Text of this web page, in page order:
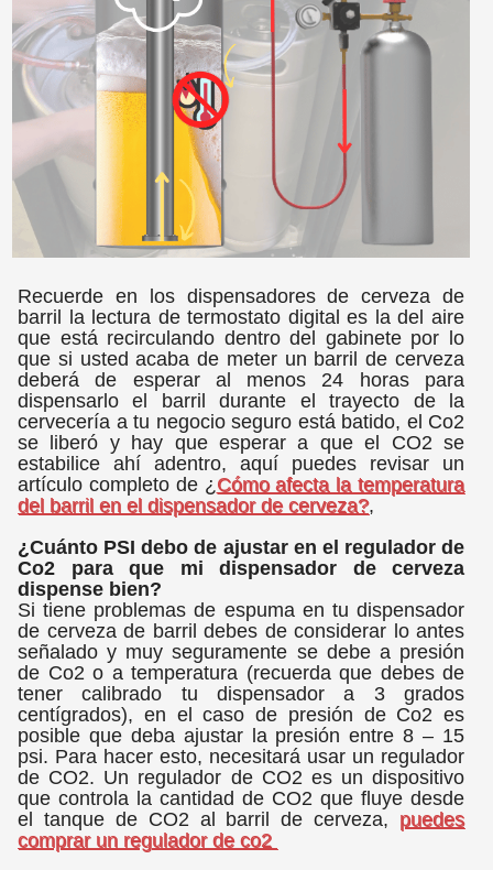
Recuerde en los dispensadores de cerveza de
barril la lectura de termostato digital es la del aire
que está recirculando dentro del gabinete por lo
que si usted acaba de meter un barril de cerveza
deberá de esperar al menos 24 horas para
dispensarlo el barril durante el trayecto de la
cervecería a tu negocio seguro está batido, el Co2
se liberó y hay que esperar a que el CO2 se
estabilice ahí adentro, aquí puedes revisar un
artículo completo de ¿Cómo afecta la temperatura
del barril en el dispensador de cerveza?,
¿Cuánto PSI debo de ajustar en el regulador de
Co2 para que mi dispensador de cerveza
dispense bien?
Si tiene problemas de espuma en tu dispensador
de cerveza de barril debes de considerar lo antes
señalado y muy seguramente se debe a presión
de Co2 o a temperatura (recuerda que debes de
tener calibrado tu dispensador a 3 grados
centígrados), en el caso de presión de Co2 es
posible que deba ajustar la presión entre 8 – 15
psi. Para hacer esto, necesitará usar un regulador
de CO2. Un regulador de CO2 es un dispositivo
que controla la cantidad de CO2 que fluye desde
el tanque de CO2 al barril de cerveza, puedes
comprar un regulador de co2